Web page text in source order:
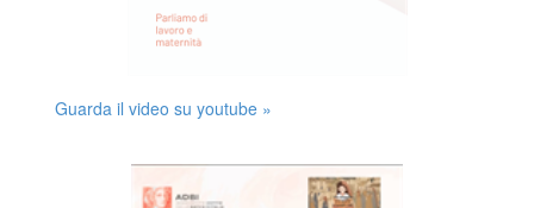
Guarda il video su youtube »